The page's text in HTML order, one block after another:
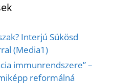
Interjú Sükösd
(Media1)
immunrendszere” –
reformálná